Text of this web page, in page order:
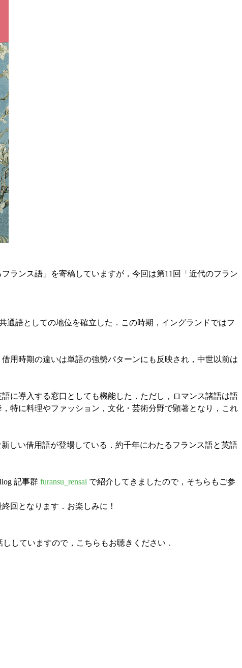
ランス語」を寄稿していますが，今回は第11回「近代のフラン
語としての地位を確立した．この時期，イングランドではフ
時期の違いは単語の強勢パターンにも反映され，中世以前は
導入する窓口としても機能した．ただし，ロマンス諸語は語
特に料理やファッション，文化・芸術分野で顕著となり，これ
しい借用語が登場している．約千年にわたるフランス語と英語
記事群 furansu_rensai で紹介してきましたので，そちらもご参
回となります．お楽しみに！
ししていますので，こちらもお聴きください．